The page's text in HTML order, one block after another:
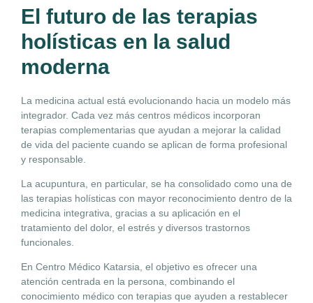
El futuro de las terapias
holísticas en la salud
moderna
La medicina actual está evolucionando hacia un modelo más
integrador. Cada vez más centros médicos incorporan
terapias complementarias que ayudan a mejorar la calidad
de vida del paciente cuando se aplican de forma profesional
y responsable.
La acupuntura, en particular, se ha consolidado como una de
las terapias holísticas con mayor reconocimiento dentro de la
medicina integrativa, gracias a su aplicación en el
tratamiento del dolor, el estrés y diversos trastornos
funcionales.
En Centro Médico Katarsia, el objetivo es ofrecer una
atención centrada en la persona, combinando el
conocimiento médico con terapias que ayuden a restablecer